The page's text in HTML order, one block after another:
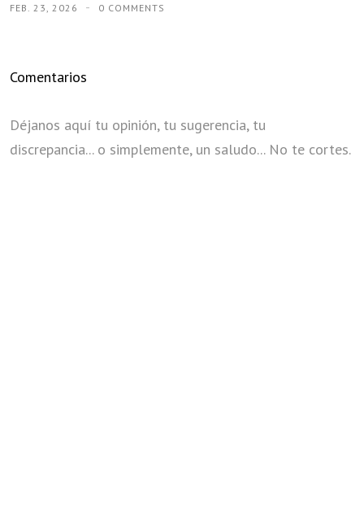
FEB. 23, 2026 0 COMMENTS
Comentarios
Déjanos aquí tu opinión, tu sugerencia, tu
discrepancia... o simplemente, un saludo... No te cortes.